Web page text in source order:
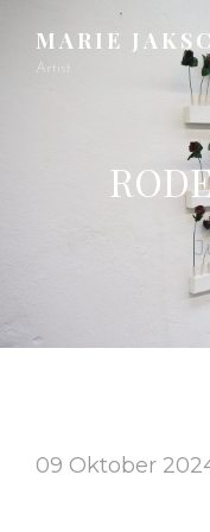
MARIE
Artist
09 Oktober